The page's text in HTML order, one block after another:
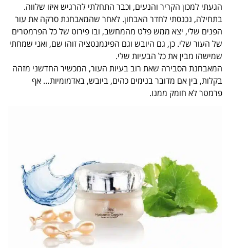
הגעתי למכון הקריר והנעים, וכבר התחלתי להרגיש איזו שלווה.
בתחילה, נכנסתי לחדר האבחון. לאחר שהמאבחנת סרקה את עור
הפנים שלי, יצא ממש פלט מהמחשב, ובו פירוט של כל הפרמטרים
של העור שלי. כן, גם היובש וגם הפיגמנטציה זוהו שם, ואני שמחתי
שמישהו מבין את כל הבעיות שלי.
המאבחנת הסבירה שאת רוב בעיות העור, המכשיר החדשני מזהה
בקלות, בין אם מדובר בנימים כהים, ביובש, באדמומיות… אף
פרמטר לא חומק ממנו.